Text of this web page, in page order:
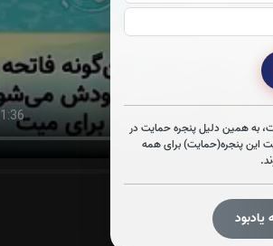
به همین دلیل پنجره حمایت در
این پنجره(حمایت) برای همه